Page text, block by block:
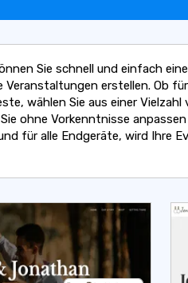
Sie schnell und einfach eine
Veranstaltungen erstellen. Ob für
wählen Sie aus einer Vielzahl
ohne Vorkenntnisse anpassen
für alle Endgeräte, wird Ihre